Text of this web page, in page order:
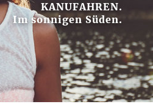
KANUFAHREN.
Im sonnigen Süden.